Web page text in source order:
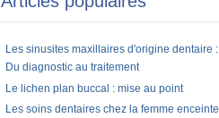
Les sinusites maxillaires d'origine dentaire :
Du diagnostic au traitement
Le lichen plan buccal : mise au point
Les soins dentaires chez la femme enceinte